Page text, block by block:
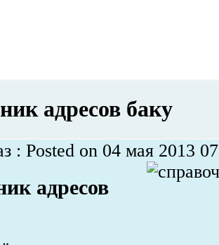
адресов баку
: Posted on 04 мая 2013
адресов